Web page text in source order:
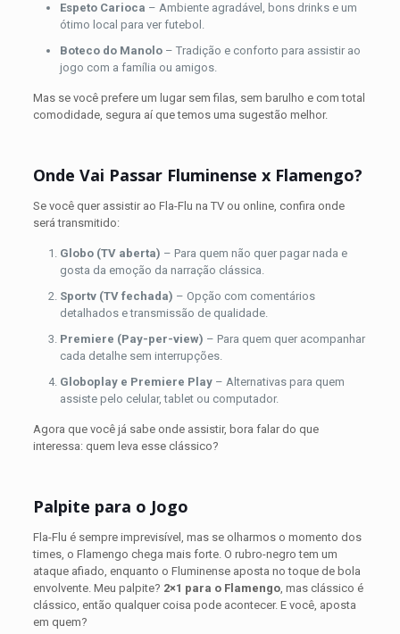
Espeto Carioca – Ambiente agradável, bons drinks e um
ótimo local para ver futebol.
Boteco do Manolo– Tradição e conforto para assistir ao
jogo com a família ou amigos.
Mas se você prefere um lugar sem filas, sem barulho e com total
comodidade, segura aí que temos uma sugestão melhor.
Onde Vai Passar Fluminense x Flamengo?
Se você quer assistir ao Fla-Flu na TV ou online, confira onde
será transmitido:
Globo (TV aberta) – Para quem não quer pagar nada e
gosta da emoção da narração clássica.
Sportv (TV fechada) – Opção com comentários
detalhados e transmissão de qualidade.
Premiere (Pay-per-view) – Para quem quer acompanhar
cada detalhe sem interrupções.
Globoplay e Premiere Play– Alternativas para quem
assiste pelo celular, tablet ou computador.
Agora que você já sabe onde assistir, bora falar do que
interessa: quem leva esse clássico?
Palpite para o Jogo
Fla-Flu é sempre imprevisível, mas se olharmos o momento dos
times, o Flamengo chega mais forte. O rubro-negro tem um
ataque afiado, enquanto o Fluminense aposta no toque de bola
envolvente. Meu palpite? 2×1 para o Flamengo, mas clássico é
clássico, então qualquer coisa pode acontecer. E você, aposta
em quem?